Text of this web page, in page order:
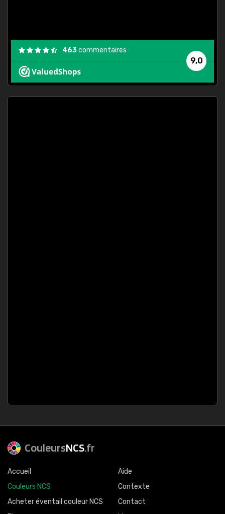
9,0
463commentaires
CouleursNCS.fr
Accueil
Couleurs NCS
Acheter éventail couleur NCS
Aide
Contexte
Contact